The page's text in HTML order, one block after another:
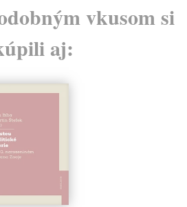
vkusom si
aj: